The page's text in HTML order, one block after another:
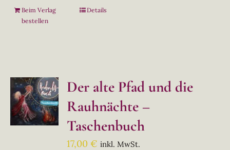
Beim Verlag
bestellen
Details
Der alte Pfad und die
Rauhnächte –
Taschenbuch
17,00€ inkl. MwSt.